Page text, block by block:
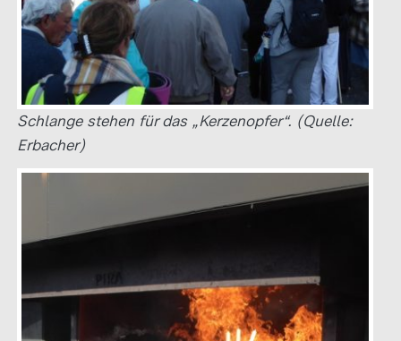
Schlange stehen für das „Kerzenopfer“. (Quelle:
Erbacher)